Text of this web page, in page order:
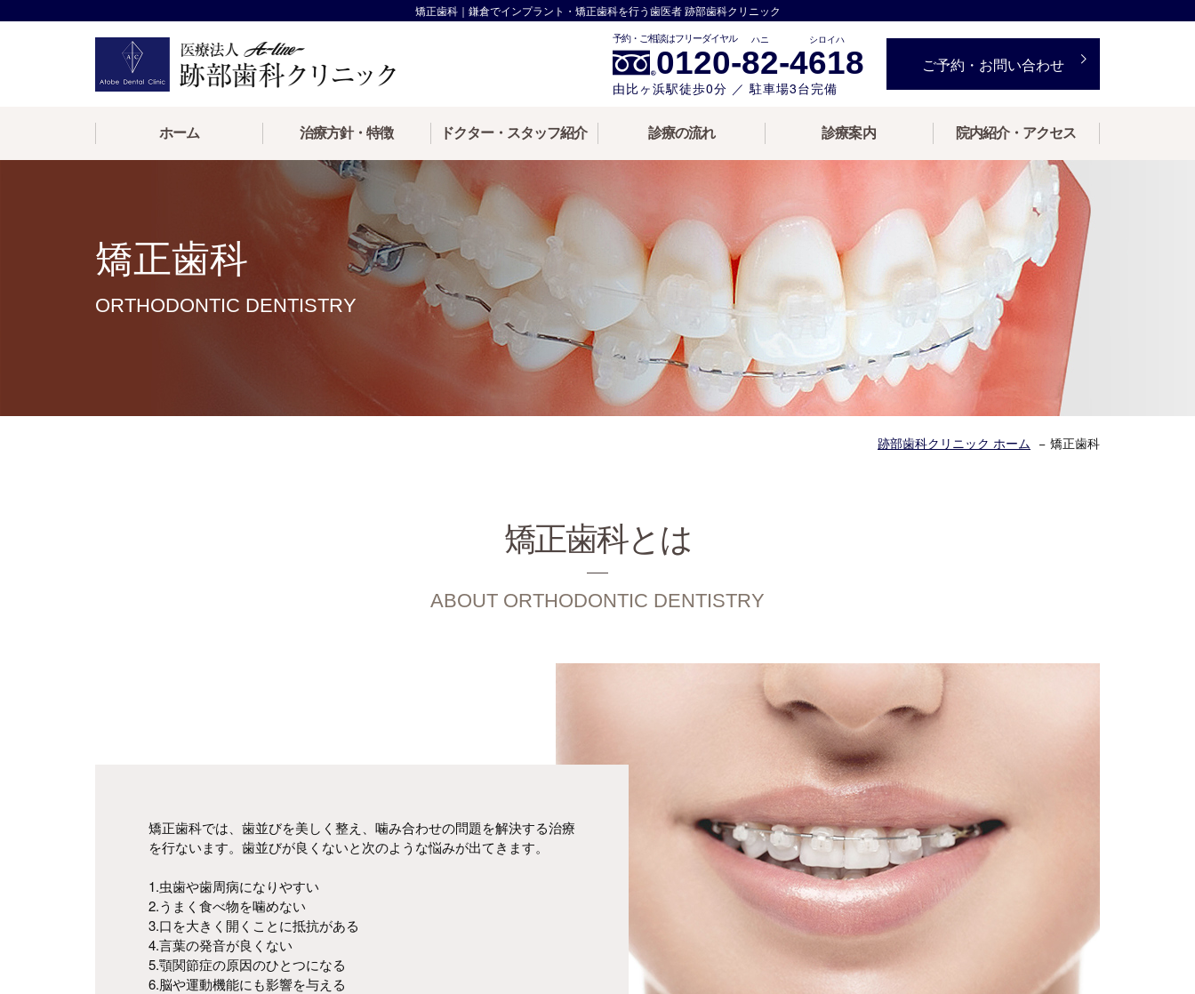
矯正歯科｜鎌倉でインプラント・矯正歯科を行う歯医者 跡部歯科クリニック
0120-82
ハニ
-4618
シロイハ
由比ヶ浜駅徒歩0分 ／ 駐車場3台完備
ご予約・お問い合わせ
ホーム 治療方針・特徴 ドクター・スタッフ紹介 診療の流れ 診療案内 院内紹介・アクセス
矯正歯科
ORTHODONTIC DENTISTRY
跡部歯科クリニック ホーム 矯正歯科
矯正歯科とは
ABOUT ORTHODONTIC DENTISTRY
矯正歯科では、歯並びを美しく整え、噛み合わせの問題を解決する治療
を行ないます。歯並びが良くないと次のような悩みが出てきます。
1.虫歯や歯周病になりやすい
2.うまく食べ物を噛めない
3.口を大きく開くことに抵抗がある
4.言葉の発音が良くない
5.顎関節症の原因のひとつになる
6.脳や運動機能にも影響を与える